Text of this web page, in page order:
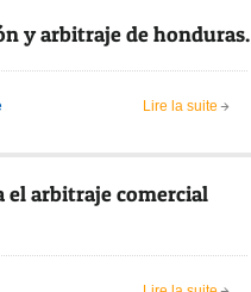
y arbitraje de honduras.
Lire la suite
el arbitraje comercial